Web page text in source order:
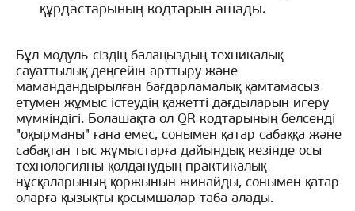
құрдастарының кодтарын ашады.
Бұл модуль-сіздің балаңыздың техникалық
сауаттылық деңгейін арттыру және
мамандандырылған бағдарламалық қамтамасыз
етумен жұмыс істеудің қажетті дағдыларын игеру
мүмкіндігі. Болашақта ол QR кодтарының белсенді
"оқырманы" ғана емес, сонымен қатар сабаққа және
сабақтан тыс жұмыстарға дайындық кезінде осы
технологияны қолданудың практикалық
нұсқаларының қоржынын жинайды, сонымен қатар
оларға қызықты қосымшалар таба алады.